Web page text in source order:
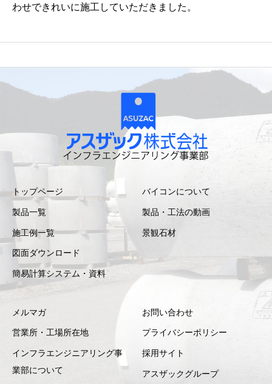
q
わせできれいに施工していただきました。
トップページ
製品一覧
施工例一覧
図面ダウンロード
簡易計算システム・資料
バイコンについて
製品・工法の動画
景観石材
メルマガ
営業所・工場所在地
インフラエンジニアリング事
業部について
お問い合わせ
プライバシーポリシー
採用サイト
アスザックグループ